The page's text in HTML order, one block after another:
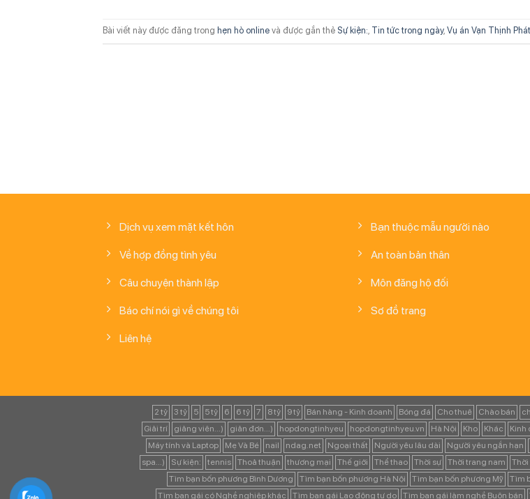
Bài viết này được đăng trong hẹn hò online và được gắn thẻ Sự kiện:, Tin tức trong ngày, Vụ án Vạn Thịnh Phát
Dịch vụ xem mặt kết hôn
Về hợp đồng tình yêu
Câu chuyện thành lập
Báo chí nói gì về chúng tôi
Liên hệ
Bạn thuộc mẫu người nào
An toàn bản thân
Môn đăng hộ đối
Sơ đồ trang
2 tỷ 3 tỷ 5 5 tỷ 6 6 tỷ 7 8 tỷ 9 tỷ Bán hàng - Kinh doanh Bóng đá Cho thuê Chào bán
Giải trí
giảng viên...) giản đơn...) hopdongtinhyeu hopdongtinhyeu.vn Hà Nội Kho Khác Kinh
Máy tính và Laptop
Mẹ Và Bé nail ndag.net Ngoại thất Người yêu lâu dài Người yêu ngắn hạn
spa...)
Sự kiện: tennis Thoả thuận thương mại Thế giới Thể thao Thời sự Thời trang nam
Tìm bạn bốn phương Bình Dương
Tìm bạn bốn phương Hà Nội Tìm bạn bốn phương Mỹ Tìm
Tìm bạn gái có Nghề nghiệp khác
Tìm bạn gái Lao động tự do Tìm bạn gái làm nghề Buôn bán